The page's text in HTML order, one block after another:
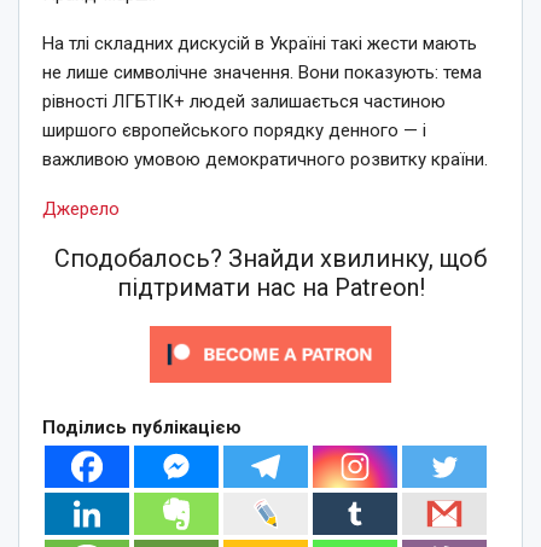
На тлі складних дискусій в Україні такі жести мають
не лише символічне значення. Вони показують: тема
рівності ЛГБТІК+ людей залишається частиною
ширшого європейського порядку денного — і
важливою умовою демократичного розвитку країни.
Джерело
Сподобалось? Знайди хвилинку, щоб
підтримати нас на Patreon!
Поділись публікацією